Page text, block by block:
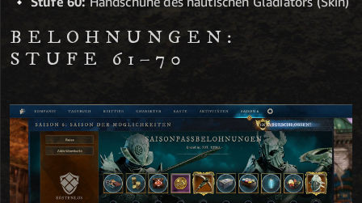
BELOHNUNGEN:
STUFE 61–70